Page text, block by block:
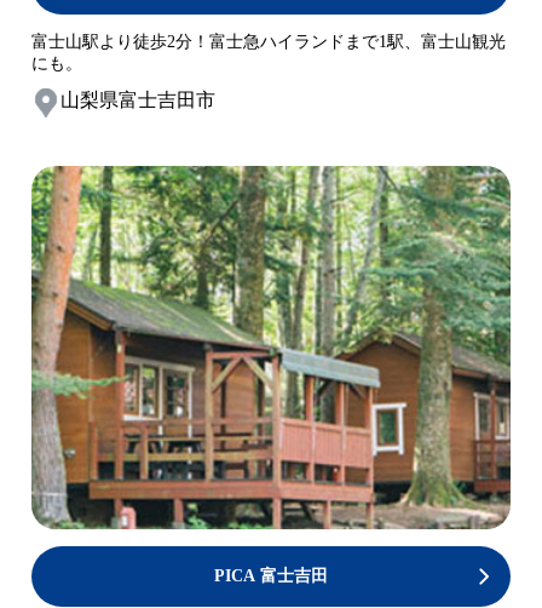
富士山駅より徒歩2分！富士急ハイランドまで1駅、富士山観光
にも。
山梨県富士吉田市
PICA 富士吉田